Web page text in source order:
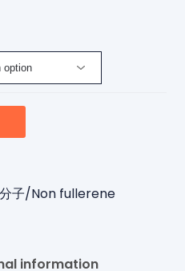
子/Non fullerene
information